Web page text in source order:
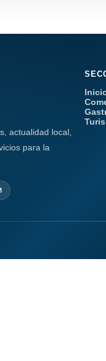
actualidad local,
para la